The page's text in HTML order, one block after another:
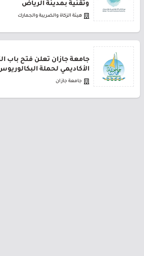
وتقنية بمدينة الرياض
هيئة الزكاة والضريبة والجمارك
جامعة جازان تعلن فتح باب
الأكاديمي لحملة
جامعة جازان